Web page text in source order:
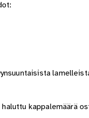
kappalemäärä